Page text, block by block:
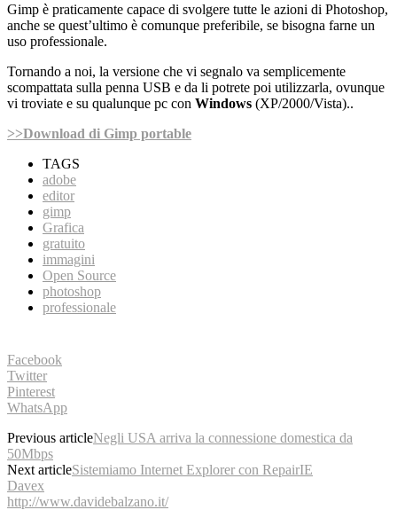
Gimp è praticamente capace di svolgere tutte le azioni di Photoshop,
anche se quest’ultimo è comunque preferibile, se bisogna farne un
uso professionale.
Tornando a noi, la versione che vi segnalo va semplicemente
scompattata sulla penna USB e da li potrete poi utilizzarla, ovunque
vi troviate e su qualunque pc con Windows (XP/2000/Vista)..
>>Download di Gimp portable
TAGS
adobe
editor
gimp
Grafica
gratuito
immagini
Open Source
photoshop
professionale
Facebook
Twitter
Pinterest
WhatsApp
Previous articleNegli USA arriva la connessione domestica da
50Mbps
Next articleSistemiamo Internet Explorer con RepairIE
Davex
http://www.davidebalzano.it/